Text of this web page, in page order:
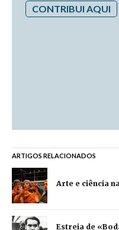
CONTRIBUI AQUI
ARTIGOS RELACIONADOS
Arte e ciência
Estreia de